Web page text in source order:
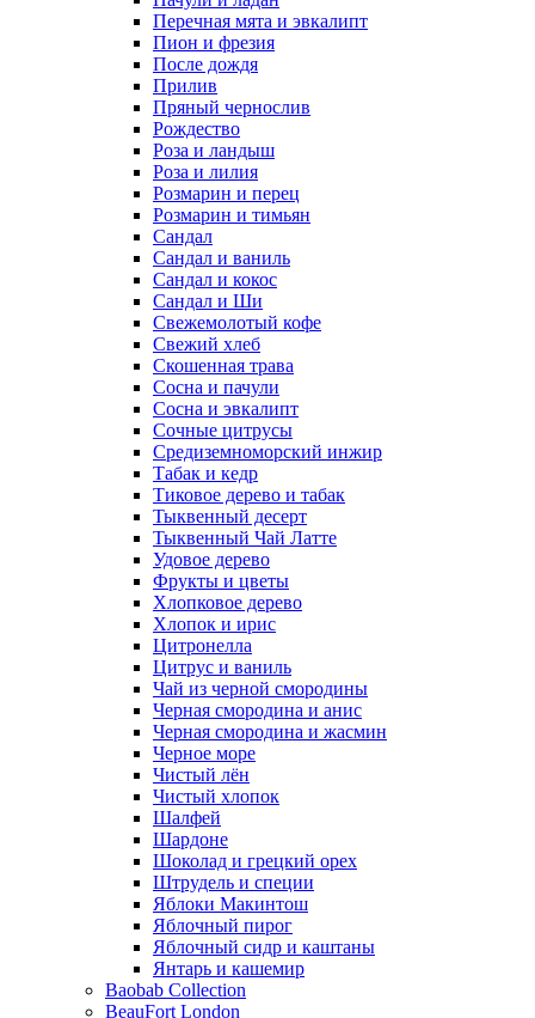
Перечная мята и эвкалипт
Пион и фрезия
После дождя
Прилив
Пряный чернослив
Рождество
Роза и ландыш
Роза и лилия
Розмарин и перец
Розмарин и тимьян
Сандал
Сандал и ваниль
Сандал и кокос
Сандал и Ши
Свежемолотый кофе
Свежий хлеб
Скошенная трава
Сосна и пачули
Сосна и эвкалипт
Сочные цитрусы
Средиземноморский инжир
Табак и кедр
Тиковое дерево и табак
Тыквенный десерт
Тыквенный Чай Латте
Удовое дерево
Фрукты и цветы
Хлопковое дерево
Хлопок и ирис
Цитронелла
Цитрус и ваниль
Чай из черной смородины
Черная смородина и анис
Черная смородина и жасмин
Черное море
Чистый лён
Чистый хлопок
Шалфей
Шардоне
Шоколад и грецкий орех
Штрудель и специи
Яблоки Макинтош
Яблочный пирог
Яблочный сидр и каштаны
Янтарь и кашемир
Baobab Collection
BeauFort London